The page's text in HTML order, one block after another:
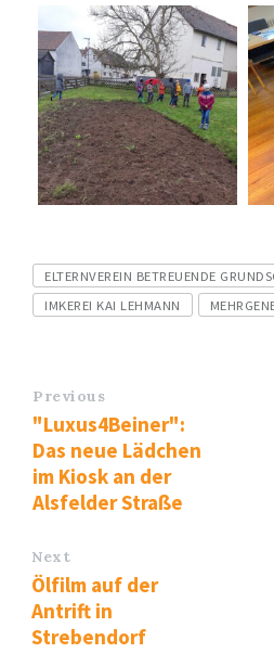
Tags
ELTERNVEREIN BETREUENDE
IMKEREI KAI LEHMANN
Previous
"Luxus4Beiner":
Das neue Lädchen
im Kiosk an der
Alsfelder Straße
Next
Ölfilm auf der
Antrift in
Strebendorf